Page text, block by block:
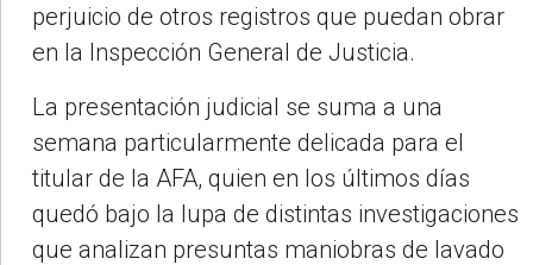
perjuicio de otros registros que puedan obrar
en la Inspección General de Justicia.
La presentación judicial se suma a una
semana particularmente delicada para el
titular de la AFA, quien en los últimos días
quedó bajo la lupa de distintas investigaciones
que analizan presuntas maniobras de lavado